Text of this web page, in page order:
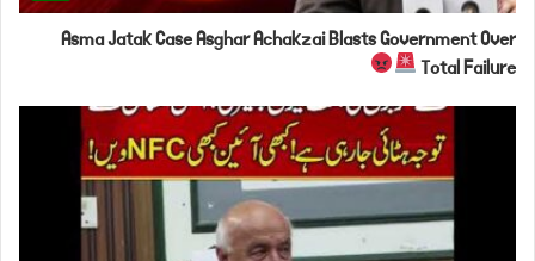
Asma Jatak Case Asghar Achakzai Blasts Government Over
Total Failure